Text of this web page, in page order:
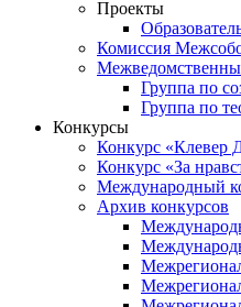
Проекты
Комиссия
Группа по
Группа по
Конкурсы
Конкурс «Клевер
Конкурс «За
Международный
Архив конкурсов